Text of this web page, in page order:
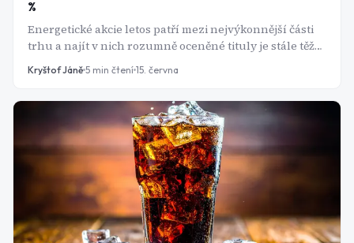
%
Energetické akcie letos patří mezi nejvýkonnější části
trhu a najít v nich rozumně oceněné tituly je stále těžší.
obchodují za nižší násobky zisku než většina
až 7 %. Jde o skutečnou příležitost, nebo jen o relativně
levné akcie v sektoru, který se stal příliš drahým.
Kryštof Jáně 5 min čtení 15. června